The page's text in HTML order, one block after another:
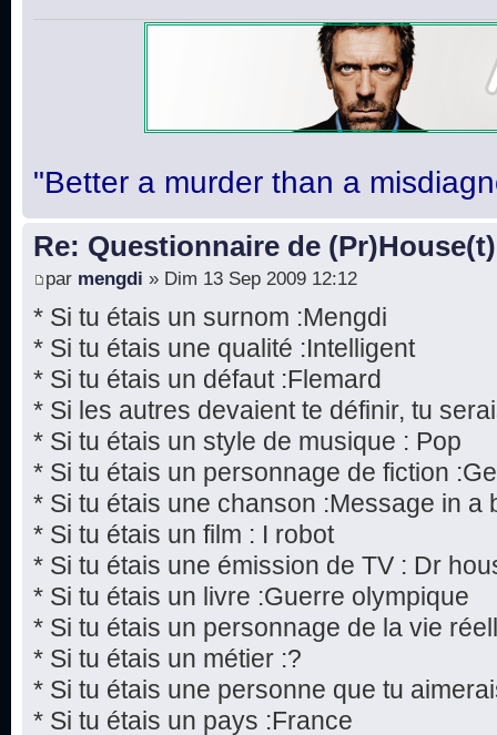
"Better a murder than a
Re: Questionnaire de (Pr)House(t)
par mengdi » Dim 13 Sep 2009 12:12
* Si tu étais un surnom :Mengdi
* Si tu étais une qualité :Intelligent
* Si tu étais un défaut :Flemard
* Si les autres devaient te définir, tu
* Si tu étais un style de musique : Pop
* Si tu étais un personnage de fiction
* Si tu étais une chanson :Message in a
* Si tu étais un film : I robot
* Si tu étais une émission de TV : Dr
* Si tu étais un livre :Guerre olympique
* Si tu étais un personnage de la vie
* Si tu étais un métier :?
* Si tu étais une personne que tu
* Si tu étais un pays :France